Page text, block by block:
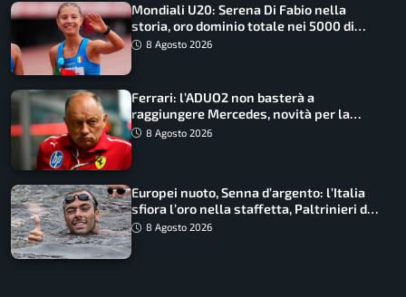
Mondiali U20: Serena Di Fabio nella
storia, oro dominio totale nei 5000 di
marcia
8 Agosto 2026
Ferrari: l’ADUO2 non basterà a
raggiungere Mercedes, novità per la
Macarena
8 Agosto 2026
Europei nuoto, Senna d’argento: l’Italia
sfiora l’oro nella staffetta, Paltrinieri da
urlo, il bilancio azzurro
8 Agosto 2026